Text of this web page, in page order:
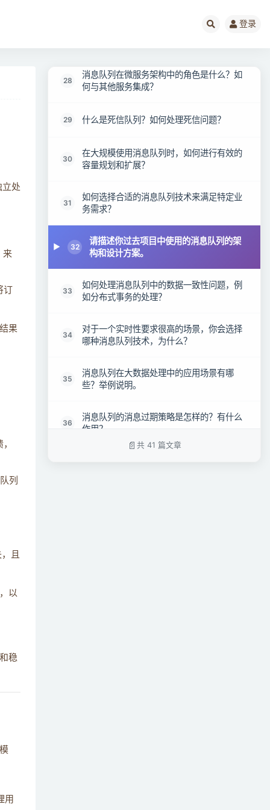
登录
立处
来
果
列
且
以
稳
用
请描述一种你使用过的消息队列技术的集群
28
消息队列在微服务架构中的角色是什么？如
何与其他服务集成？
29 什么是死信队列？如何处理死信问题？
30
在大规模使用消息队列时，如何进行有效的
容量规划和扩展？
31
如何选择合适的消息队列技术来满足特定业
务需求？
32
请描述你过去项目中使用的消息队列的架
构和设计方案。
33
如何处理消息队列中的数据一致性问题，例
如分布式事务的处理？
34
对于一个实时性要求很高的场景，你会选择
哪种消息队列技术，为什么？
35
消息队列在大数据处理中的应用场景有哪
些？举例说明。
36
消息队列的消息过期策略是怎样的？有什么
作用？
共 41 篇文章